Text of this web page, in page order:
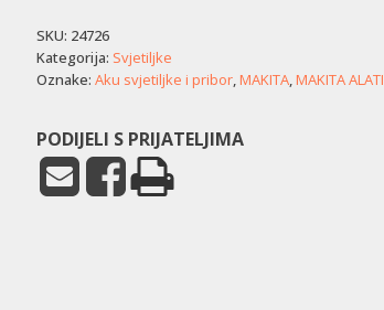
svjetiljka
Makita
ML005G
SKU: 24726
Kategorija: Svjetiljke
Oznake: Aku svjetiljke i pribor,MAKITA,MAKITA ALATI
PODIJELI S PRIJATELJIMA